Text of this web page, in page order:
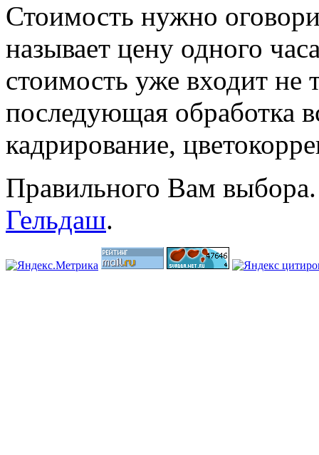
Стоимость нужно
называет цену одного
стоимость уже входит не
последующая обработка
кадрирование,
Правильного Вам
Гельдаш.